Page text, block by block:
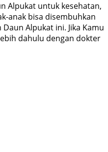
Alpukat untuk kesehatan,
anak bisa disembuhkan
Alpukat ini. Jika Kamu
dahulu dengan dokter